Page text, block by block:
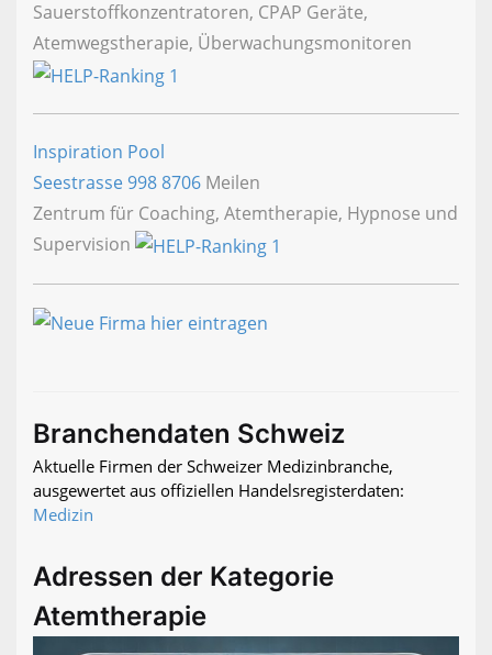
Sauerstoffkonzentratoren, CPAP Geräte,
Atemwegstherapie, Überwachungsmonitoren
Inspiration Pool
Seestrasse 9988706 Meilen
Zentrum für Coaching, Atemtherapie, Hypnose und
Supervision
Branchendaten Schweiz
Aktuelle Firmen der Schweizer Medizinbranche,
ausgewertet aus offiziellen Handelsregisterdaten:
Medizin
Adressen der Kategorie
Atemtherapie